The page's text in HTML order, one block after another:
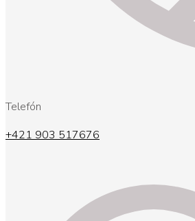
Telefón
+421 903 517676